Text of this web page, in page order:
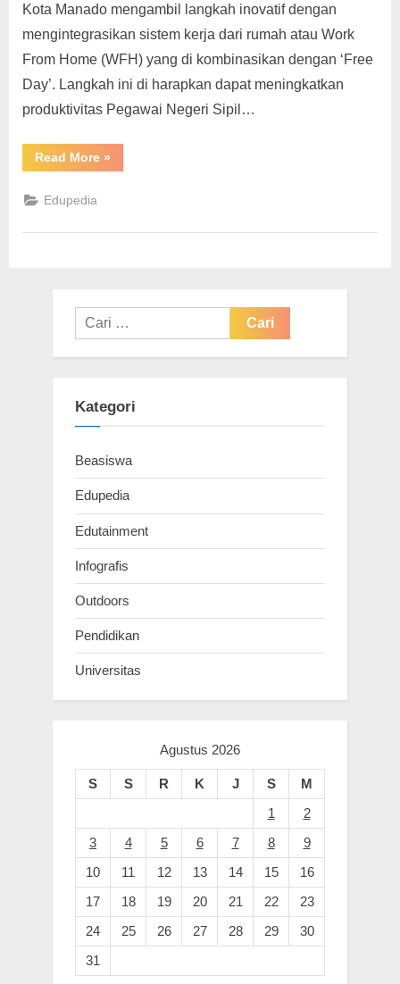
Kota Manado mengambil langkah inovatif dengan
mengintegrasikan sistem kerja dari rumah atau Work
From Home (WFH) yang di kombinasikan dengan ‘Free
Day’. Langkah ini di harapkan dapat meningkatkan
produktivitas Pegawai Negeri Sipil…
Read More“ASN
Manado:
»
Edupedia
Cari
untuk:
Kategori
Beasiswa
Edupedia
Edutainment
Infografis
Outdoors
Pendidikan
Universitas
Agustus 2026
S S R K J S
M
1
2
3
4 5 6 7 8
9
10
11 12 13 14 15
16
17
18 19 20 21 22
23
24
25 26 27 28 29
30
31